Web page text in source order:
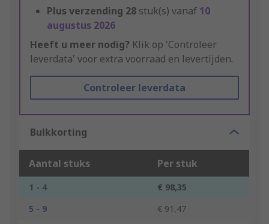
Plus verzending 28 stuk(s) vanaf 10
augustus 2026
Heeft u meer nodig? Klik op 'Controleer
leverdata' voor extra voorraad en levertijden.
Controleer leverdata
Bulkkorting
Aantal stuks Per stuk
1 - 4
€ 98,35
5 - 9
€ 91,47